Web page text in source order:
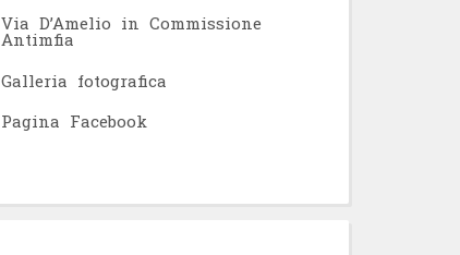
Via D’Amelio in Commissione
Antimfia
Galleria fotografica
Pagina Facebook